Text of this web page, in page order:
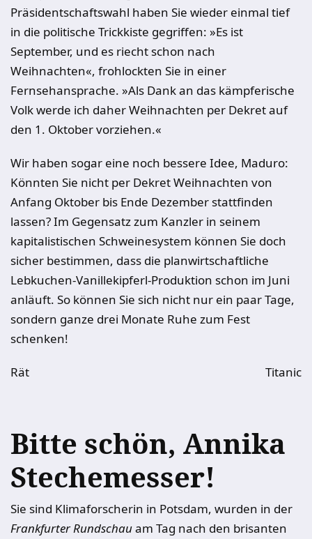
Präsidentschaftswahl haben Sie wieder einmal tief
in die politische Trickkiste gegriffen: »Es ist
September, und es riecht schon nach
Weihnachten«, frohlockten Sie in einer
Fernsehansprache. »Als Dank an das kämpferische
Volk werde ich daher Weihnachten per Dekret auf
den 1. Oktober vorziehen.«
Wir haben sogar eine noch bessere Idee, Maduro:
Könnten Sie nicht per Dekret Weihnachten von
Anfang Oktober bis Ende Dezember stattfinden
lassen? Im Gegensatz zum Kanzler in seinem
kapitalistischen Schweinesystem können Sie doch
sicher bestimmen, dass die planwirtschaftliche
Lebkuchen-Vanillekipferl-Produktion schon im Juni
anläuft. So können Sie sich nicht nur ein paar Tage,
sondern ganze drei Monate Ruhe zum Fest
schenken!
Rät Titanic
Bitte schön, Annika
Stechemesser!
Sie sind Klimaforscherin in Potsdam, wurden in der
Frankfurter Rundschauam Tag nach den brisanten